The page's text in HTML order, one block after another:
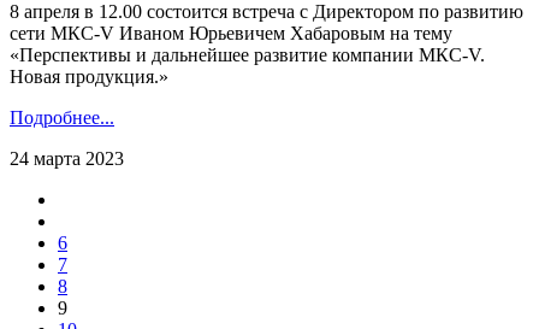
8 апреля в 12.00 состоится встреча с Директором по развитию
сети МКС-V Иваном Юрьевичем Хабаровым на тему
«Перспективы и дальнейшее развитие компании МКС-V.
Новая продукция.»
Подробнее...
24 марта 2023
6
7
8
9